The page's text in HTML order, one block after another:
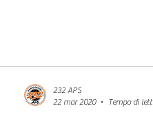
232 APS
22 mar 2020
Tempo di